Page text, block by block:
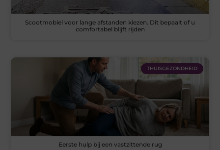
Scootmobiel voor lange afstanden kiezen. Dit bepaalt of u
comfortabel blijft rijden
THUISGEZONDHEID
Eerste hulp bij een vastzittende rug